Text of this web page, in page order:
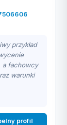
przykład
a fachowcy
warunki
profil